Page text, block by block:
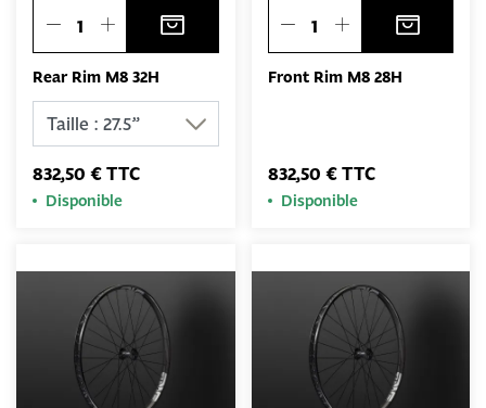
Rear Rim M8 32H
832,50 € TTC
Disponible
Front Rim M8 28H
832,50 € TTC
Disponible